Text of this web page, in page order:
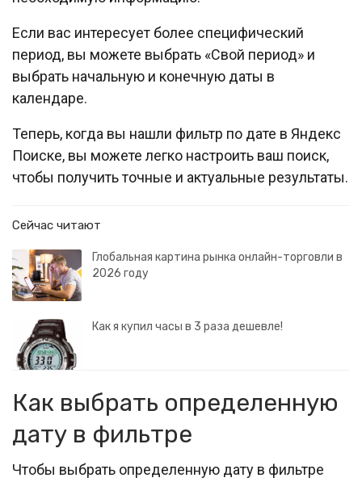
Если вас интересует более специфический
период, вы можете выбрать «Свой период» и
выбрать начальную и конечную даты в
календаре.
Теперь, когда вы нашли фильтр по дате в Яндекс
Поиске, вы можете легко настроить ваш поиск,
чтобы получить точные и актуальные результаты.
Сейчас читают
Глобальная картина рынка онлайн-торговли в
2026 году
Как я купил часы в 3 раза дешевле!
Как выбрать определенную
дату в фильтре
Чтобы выбрать определенную дату в фильтре